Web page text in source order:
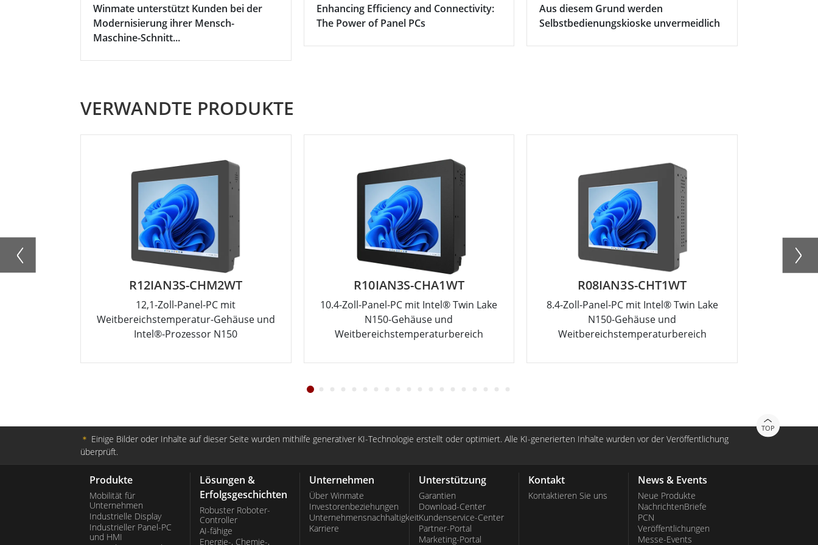
Winmate unterstützt Kunden bei der
Modernisierung ihrer Mensch-
Maschine-Schnitt...
Enhancing Efficiency and Connectivity:
The Power of Panel PCs
Aus diesem Grund werden
Selbstbedienungskioske unvermeidlich
VERWANDTE PRODUKTE
R12IAN3S-CHM2WT
12,1-Zoll-Panel-PC mit
Weitbereichstemperatur-Gehäuse und
Intel®-Prozessor N150
R10IAN3S-CHA1WT
10.4-Zoll-Panel-PC mit Intel® Twin Lake
N150-Gehäuse und
Weitbereichstemperaturbereich
R08IAN3S-CHT1WT
8.4-Zoll-Panel-PC mit Intel® Twin Lake
N150-Gehäuse und
Weitbereichstemperaturbereich
TOP
＊ Einige Bilder oder Inhalte auf dieser Seite wurden mithilfe generativer KI-Technologie erstellt oder optimiert. Alle KI-generierten Inhalte wurden vor der Veröffentlichung
überprüft.
Produkte
Mobilität für
Unternehmen
Industrielle Display
Industrieller Panel-PC
und HMI
Lösungen &
Erfolgsgeschichten
Robuster Roboter-
Controller
AI-fähige
Energie-, Chemie-,
Unternehmen
Über Winmate
Investorenbeziehungen
Unternehmensnachhaltigkeit
Karriere
Unterstützung
Garantien
Download-Center
Kundenservice-Center
Partner-Portal
Marketing-Portal
Kontakt
Kontaktieren Sie uns
News & Events
Neue Produkte
NachrichtenBriefe
PCN
Veröffentlichungen
Messe-Events